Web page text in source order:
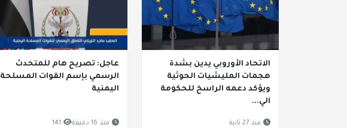
الاتحاد الأوروبي يدين بشدة
هجمات المليشيات الحوثية
ويؤكد دعمه الراسخ للحكومة
الي...
منذ 27 ثانية
عاجل: تصريح هام للمتحدث
الرسمي بإسم القوات المسلحة
اليمنية
منذ 16 دقيقة 141